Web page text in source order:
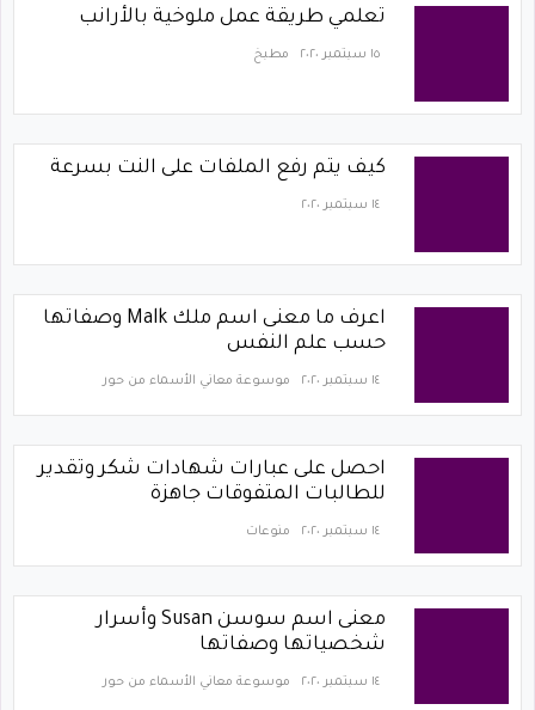
تعلمي طريقة عمل ملوخية بالأرانب
١٥ سبتمبر ٢٠٢٠ مطبخ
كيف يتم رفع الملفات على النت بسرعة
١٤ سبتمبر ٢٠٢٠
اعرف ما معنى اسم ملك Malk وصفاتها
حسب علم النفس
١٤ سبتمبر ٢٠٢٠ موسوعة معاني الأسماء من حور
احصل على عبارات شهادات شكر وتقدير
للطالبات المتفوقات جاهزة
١٤ سبتمبر ٢٠٢٠ منوعات
معنى اسم سوسن Susan وأسرار
شخصياتها وصفاتها
١٤ سبتمبر ٢٠٢٠ موسوعة معاني الأسماء من حور